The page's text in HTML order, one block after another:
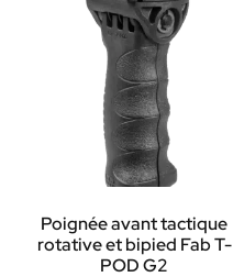
Poignée avant tactique
rotative et bipied Fab T-
POD G2